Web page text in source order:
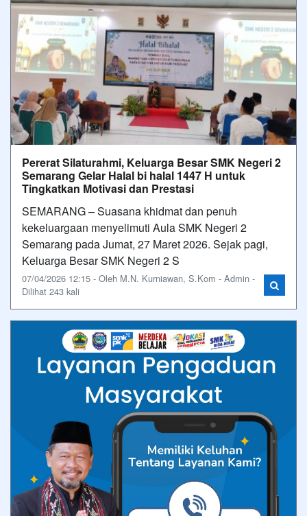
Pererat Silaturahmi, Keluarga Besar SMK Negeri 2
Semarang Gelar Halal bi halal 1447 H untuk
Tingkatkan Motivasi dan Prestasi
SEMARANG – Suasana khidmat dan penuh
kekeluargaan menyelimuti Aula SMK Negeri 2
Semarang pada Jumat, 27 Maret 2026. Sejak pagi,
Keluarga Besar SMK Negeri 2 S
07/04/2026 12:15 - Oleh M.N. Kurniawan, S.Kom - Admin -
Dilihat 243 kali